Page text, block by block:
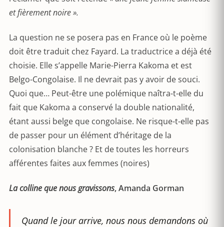
et fièrement noire ».
La question ne se posera pas en France où le poème
doit être traduit chez Fayard. La traductrice a déjà été
choisie. Elle s’appelle Marie-Pierra Kakoma et est
Belgo-Congolaise. Il ne devrait pas y avoir de souci.
Quoi que… Peut-être une polémique naîtra-t-elle du
fait que Kakoma a conservé la double nationalité,
étant aussi belge que congolaise. Ne risque-t-elle pas
de passer pour un élément d’héritage de la
colonisation blanche ? Et de toutes les horreurs
afférentes faites aux femmes (noires)
La colline que nous gravissons,Amanda Gorman
Quand le jour arrive, nous nous demandons où